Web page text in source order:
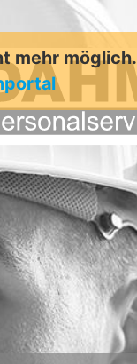
mehr möglich.